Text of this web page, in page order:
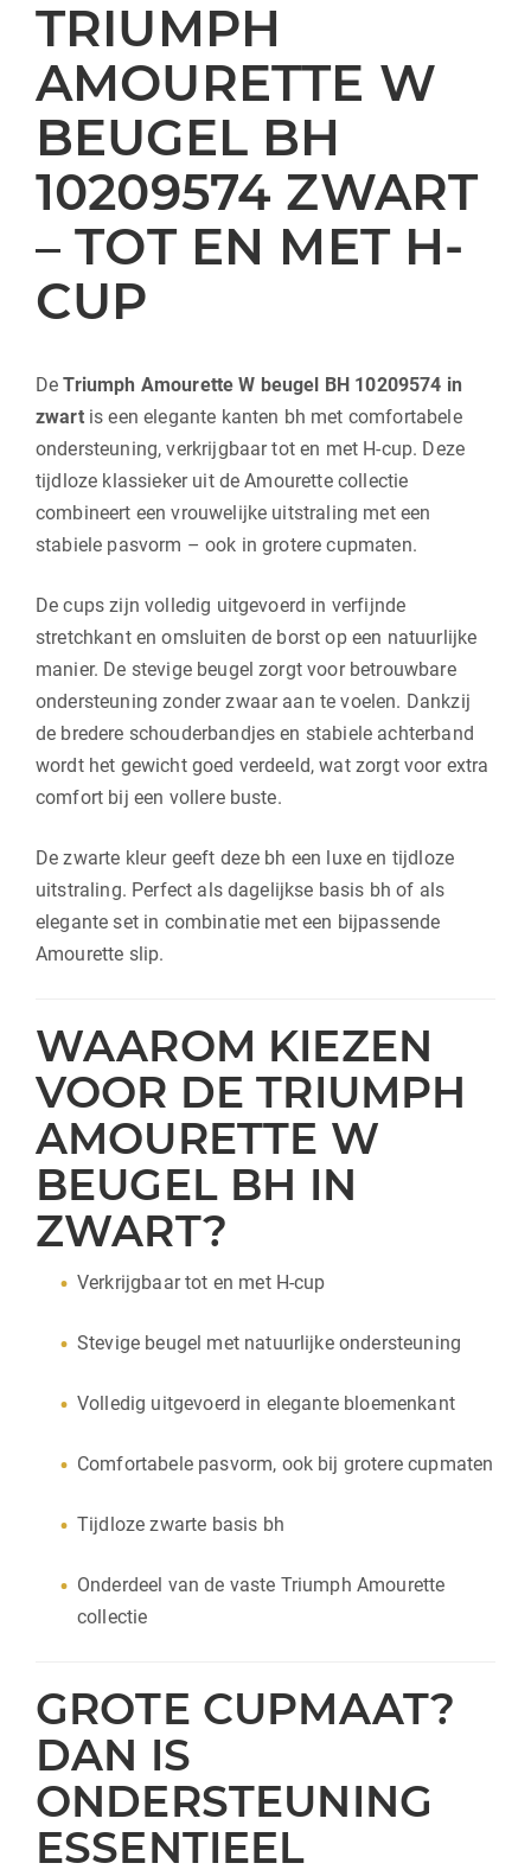
TRIUMPH
AMOURETTE W
BEUGEL BH
10209574 ZWART
– TOT EN MET H-
CUP
DeTriumph Amourette W beugel BH 10209574 in
zwartis een elegante kanten bh met comfortabele
ondersteuning, verkrijgbaar tot en met H-cup. Deze
tijdloze klassieker uit de Amourette collectie
combineert een vrouwelijke uitstraling met een
stabiele pasvorm – ook in grotere cupmaten.
De cups zijn volledig uitgevoerd in verfijnde
stretchkant en omsluiten de borst op een natuurlijke
manier. De stevige beugel zorgt voor betrouwbare
ondersteuning zonder zwaar aan te voelen. Dankzij
de bredere schouderbandjes en stabiele achterband
wordt het gewicht goed verdeeld, wat zorgt voor extra
comfort bij een vollere buste.
De zwarte kleur geeft deze bh een luxe en tijdloze
uitstraling. Perfect als dagelijkse basis bh of als
elegante set in combinatie met een bijpassende
Amourette slip.
WAAROM KIEZEN
VOOR DE TRIUMPH
AMOURETTE W
BEUGEL BH IN
ZWART?
Verkrijgbaar tot en met H-cup
Stevige beugel met natuurlijke ondersteuning
Volledig uitgevoerd in elegante bloemenkant
Comfortabele pasvorm, ook bij grotere cupmaten
Tijdloze zwarte basis bh
Onderdeel van de vaste Triumph Amourette
collectie
GROTE CUPMAAT?
DAN IS
ONDERSTEUNING
ESSENTIEEL